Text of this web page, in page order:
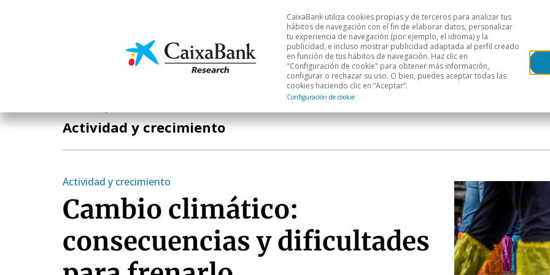
Economía y mercados Análisis sectorial Áreas geográficas
CaixaBank utiliza cookies propias y de terceros para analizar tus
hábitos de navegación con el fin de elaborar datos, personalizar
tu experiencia de navegación (por ejemplo, el idioma) y la
publicidad, e incluso mostrar publicidad adaptada al perfil creado
en función de tus hábitos de navegación. Haz clic en
"Configuración de cookie" para obtener más información,
configurar o rechazar su uso. O bien, puedes aceptar todas las
cookies haciendo clic en “Aceptar”.
Configuración de cookie
Actividad y crecimiento
Actividad y crecimiento
Cambio climático:
consecuencias y dificultades